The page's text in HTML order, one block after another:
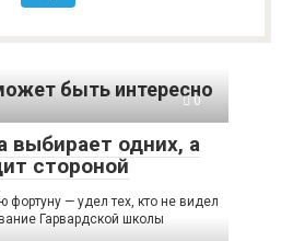
быть интересно
0
выбирает одних, а
стороной
фортуну — удел тех, кто не видел
Гарвардской школы